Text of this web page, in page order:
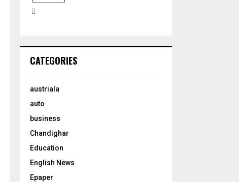
CATEGORIES
austriala
auto
business
Chandighar
Education
English News
Epaper